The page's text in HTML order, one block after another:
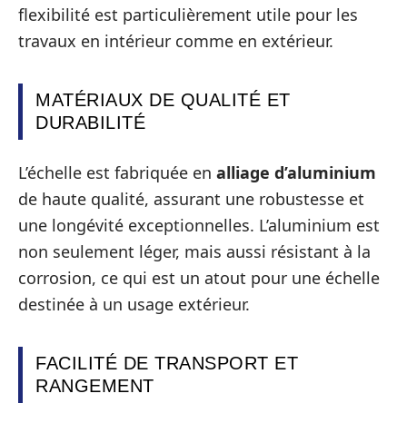
flexibilité est particulièrement utile pour les
travaux en intérieur comme en extérieur.
MATÉRIAUX DE QUALITÉ ET
DURABILITÉ
L’échelle est fabriquée en alliage d’aluminium
de haute qualité, assurant une robustesse et
une longévité exceptionnelles. L’aluminium est
non seulement léger, mais aussi résistant à la
corrosion, ce qui est un atout pour une échelle
destinée à un usage extérieur.
FACILITÉ DE TRANSPORT ET
RANGEMENT